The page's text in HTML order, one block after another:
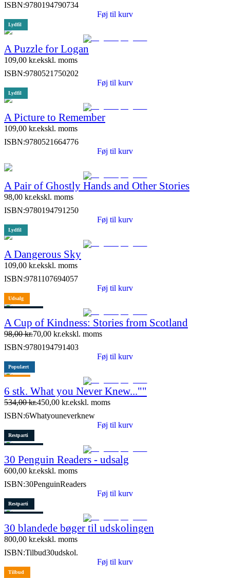
ISBN:9780194790734
Føj til kurv
Lydfil
A Puzzle for Logan
109,00 kr.ekskl. moms
ISBN:9780521750202
Føj til kurv
Lydfil
A Picture to Remember
109,00 kr.ekskl. moms
ISBN:9780521664776
Føj til kurv
A Pair of Ghostly Hands and Other Stories
98,00 kr.ekskl. moms
ISBN:9780194791250
Føj til kurv
Lydfil
A Dangerous Sky
109,00 kr.ekskl. moms
ISBN:9781107694057
Føj til kurv
Udsalg
A Cup of Kindness: Stories from Scotland
98,00kr.70,00 kr.ekskl. moms
ISBN:9780194791403
Føj til kurv
Populært
6 stk. What you Never Knew...""
534,00kr.450,00 kr.ekskl. moms
ISBN:6Whatyouneverknew
Føj til kurv
Restparti
30 Penguin Readers - udsalg
600,00 kr.ekskl. moms
ISBN:30PenguinReaders
Føj til kurv
Restparti
30 blandede bøger til udskolingen
800,00 kr.ekskl. moms
ISBN:Tilbud30udskol.
Føj til kurv
Tilbud